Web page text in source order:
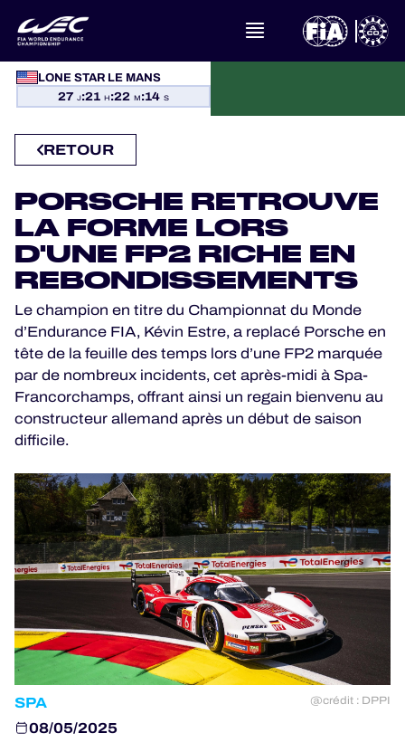
LONE STAR LE MANS
27 J:21 H:22 M:13 S
À PROPOS DU FIA WEC
CALENDRIER
CLASSEMENTS
RÉSULTATS
LA GRILLE
OÙ REGARDER
PROGRAMMES OFFICIELS
JEU OFFICIEL
HOSPITALITÉS
BILLETTERIE
24H LEMANS
ELMS
MLMC
RETOUR
PORSCHE RETROUVE
LA FORME LORS
D'UNE FP2 RICHE EN
REBONDISSEMENTS
Le champion en titre du Championnat du Monde
d’Endurance FIA, Kévin Estre, a replacé Porsche en
tête de la feuille des temps lors d’une FP2 marquée
par de nombreux incidents, cet après-midi à Spa-
Francorchamps, offrant ainsi un regain bienvenu au
constructeur allemand après un début de saison
difficile.
SPA @crédit : DPPI
08/05/2025